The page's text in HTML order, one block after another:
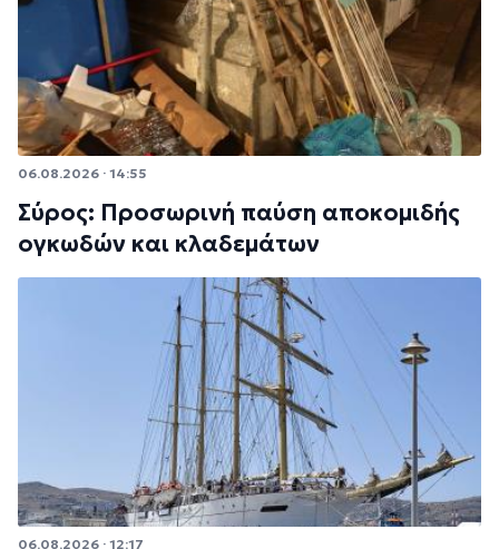
06.08.2026 · 14:55
Σύρος: Προσωρινή παύση αποκομιδής
ογκωδών και κλαδεμάτων
06.08.2026 · 12:17